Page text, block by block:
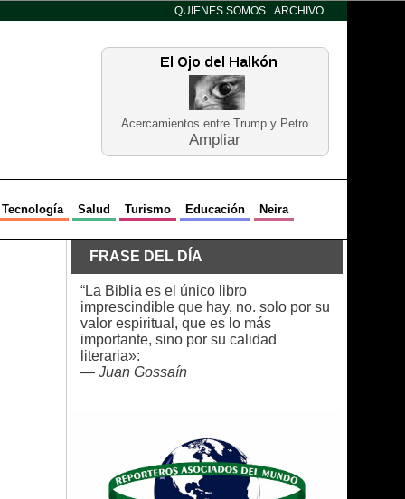
QUIENES SOMOS ARCHIVO
Acercamientos entre Trump y Petro
Ampliar
Tecnología Salud Turismo Educación Neira
FRASE DEL DÍA
“La Biblia es el único libro
imprescindible que hay, no. solo por su
valor espiritual, que es lo más
importante, sino por su calidad
literaria»:
— Juan Gossaín